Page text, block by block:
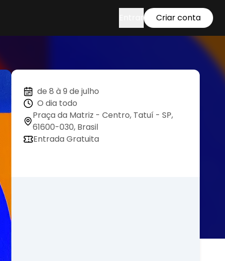
Criar conta
de 8 à 9 de julho
O dia todo
Praça da Matriz - Centro, Tatuí - SP,
61600-030, Brasil
Entrada Gratuita